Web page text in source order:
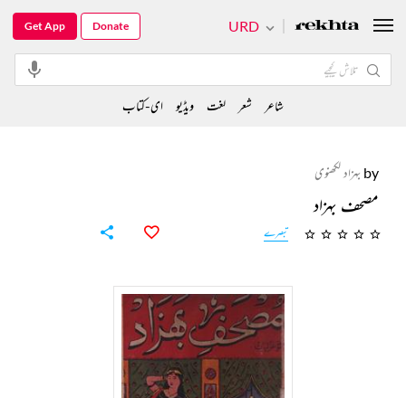
by بہزاد لکھنوی
مصحف بہزاد
تبصرے
URD
Get App Donate
شاعر شعر لغت ویڈیو ای-کتاب